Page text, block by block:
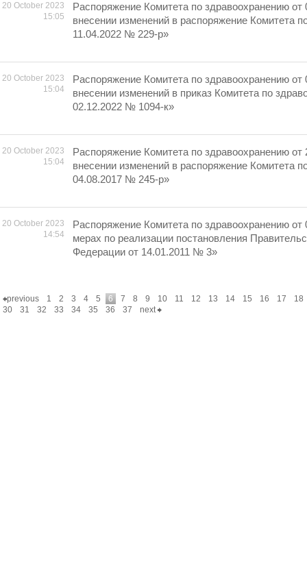
20 October 2023
15:05
Распоряжение Комитета по здравоохранению
внесении изменений в распоряжение Комитета
11.04.2022 № 229-р»
20 October 2023
15:04
Распоряжение Комитета по здравоохранению
внесении изменений в приказ Комитета по
02.12.2022 № 1094-к»
20 October 2023
15:04
Распоряжение Комитета по здравоохранению
внесении изменений в распоряжение Комитета
04.08.2017 № 245-р»
20 October 2023
14:54
Распоряжение Комитета по здравоохранению
мерах по реализации постановления
Федерации от 14.01.2011 № 3»
previous 1 2 3 4 5 6 7 8 9 10 11 12 13 14 15 16 17
18
30
31 32 33 34 35 36 37 next